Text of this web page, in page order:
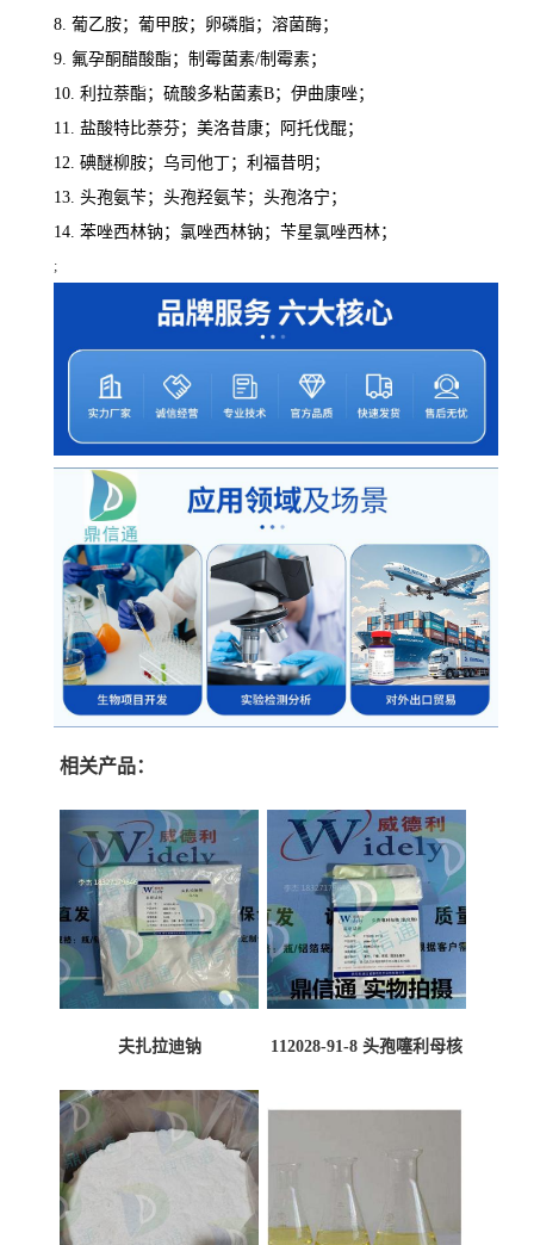
8. 葡乙胺；葡甲胺；卵磷脂；溶菌酶；
9. 氟孕酮醋酸酯；制霉菌素/制霉素；
10. 利拉萘酯；硫酸多粘菌素B；伊曲康唑；
11. 盐酸特比萘芬；美洛昔康；阿托伐醌；
12. 碘醚柳胺；乌司他丁；利福昔明；
13. 头孢氨苄；头孢羟氨苄；头孢洛宁；
14. 苯唑西林钠；氯唑西林钠；苄星氯唑西林；
;
相关产品：
夫扎拉迪钠
112028-91-8 头孢噻利母核